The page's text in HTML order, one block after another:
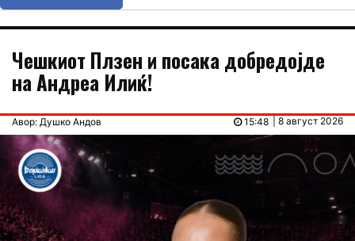
Чешкиот Плзен и посака добредојде
на Андреа Илиќ!
Авор: Душко Андов | 8 август 2026
15:48